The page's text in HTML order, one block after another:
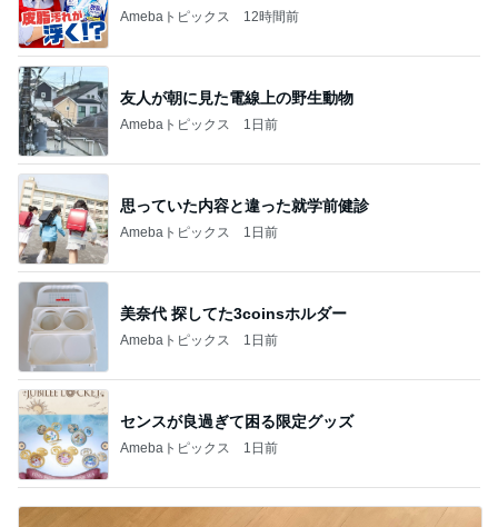
Amebaトピックス 12時間前
友人が朝に見た電線上の野生動物
Amebaトピックス 1日前
思っていた内容と違った就学前健診
Amebaトピックス 1日前
美奈代 探してた3coinsホルダー
Amebaトピックス 1日前
センスが良過ぎて困る限定グッズ
Amebaトピックス 1日前